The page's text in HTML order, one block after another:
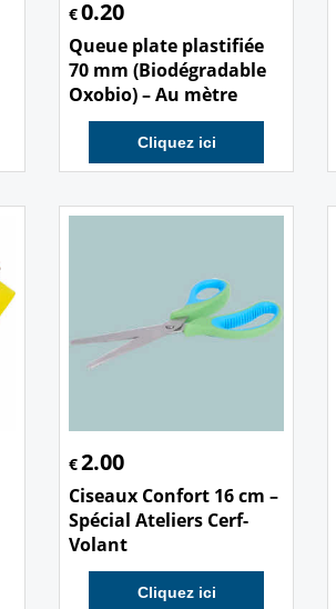
€0.20
Queue plate plastifiée
70 mm (Biodégradable
Oxobio) – Au mètre
Cliquez ici
€2.00
Ciseaux Confort 16 cm –
Spécial Ateliers Cerf-
Volant
Cliquez ici